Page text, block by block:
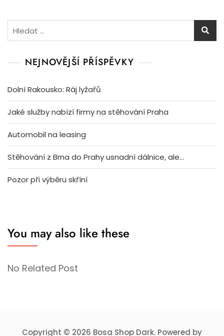
NEJNOVĚJŠÍ PŘÍSPĚVKY
Dolní Rakousko: Ráj lyžařů
Jaké služby nabízí firmy na stěhování Praha
Automobil na leasing
Stěhování z Brna do Prahy usnadní dálnice, ale…
Pozor při výběru skříní
You may also like these
No Related Post
Copyright © 2026 Bosa Shop Dark. Powered by